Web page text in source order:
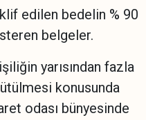
edilen bedelin % 90
belgeler.
yarısından fazla
konusunda
odası bünyesinde